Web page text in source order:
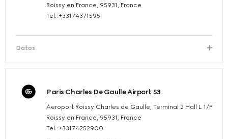
Roissy en France, 95931, France
Tel.:+33174371595
Datos
Paris Charles De Gaulle Airport S3
Aeroport Roissy Charles de Gaulle, Terminal 2 Hall L 1/F
Roissy en France, 95931, France
Tel.:+33174252900